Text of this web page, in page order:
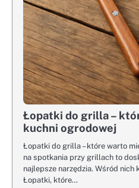
Łopatki do grilla –
kuchni ogrodowej
Łopatki do grilla – które warto
na spotkania przy grillach to
najlepsze narzędzia. Wśród nich
Łopatki, które…